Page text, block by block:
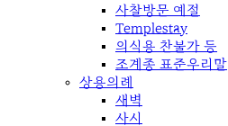
사찰방문 예절
Templestay
의식용 찬불가 등
조계종 표준우리말
상용의례
새벽
사시